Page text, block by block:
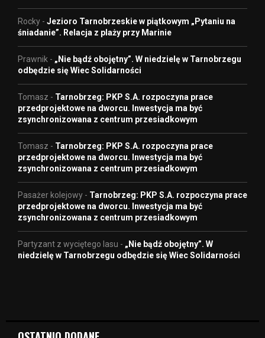
Rocky - Jezioro Tarnobrzeskie w piątkowym „Pytaniu na
śniadanie”. Relacja z plaży przy Marinie
Prawnik - „Nie bądź obojętny”. W niedzielę w Tarnobrzegu
odbędzie się Wiec Solidarności
Tomasz - Tarnobrzeg: PKP S.A. rozpoczyna prace
przedprojektowe na dworcu. Inwestycja ma być
zsynchronizowana z centrum przesiadkowym
Tomasz - Tarnobrzeg: PKP S.A. rozpoczyna prace
przedprojektowe na dworcu. Inwestycja ma być
zsynchronizowana z centrum przesiadkowym
Pasażer kolejowy - Tarnobrzeg: PKP S.A. rozpoczyna prace
przedprojektowe na dworcu. Inwestycja ma być
zsynchronizowana z centrum przesiadkowym
Partyzant z wyciętego lasu - „Nie bądź obojętny”. W
niedzielę w Tarnobrzegu odbędzie się Wiec Solidarności